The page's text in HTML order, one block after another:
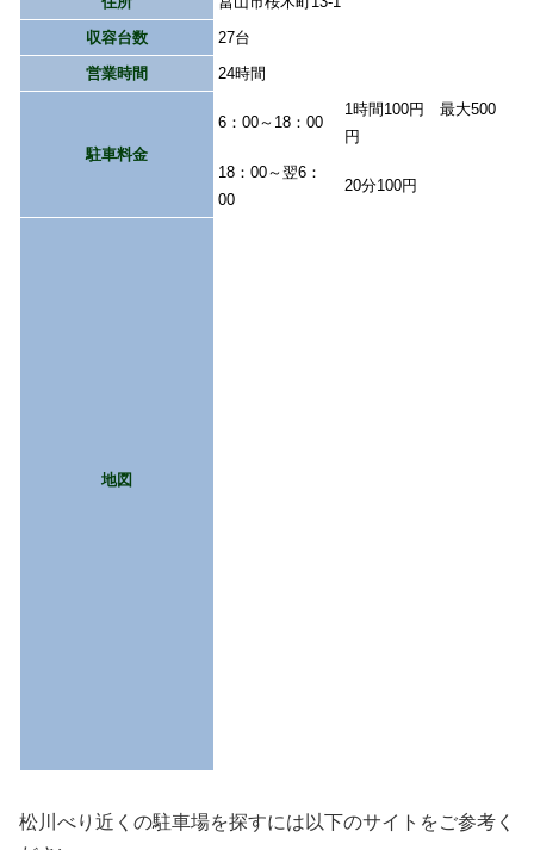
収容台数
27台
営業時間
24時間
駐車料金
6：00～18：00
1時間100円 最大500
円
18：00～翌6：
00
20分100円
地図
松川べり近くの駐車場を探すには以下のサイトをご参考く